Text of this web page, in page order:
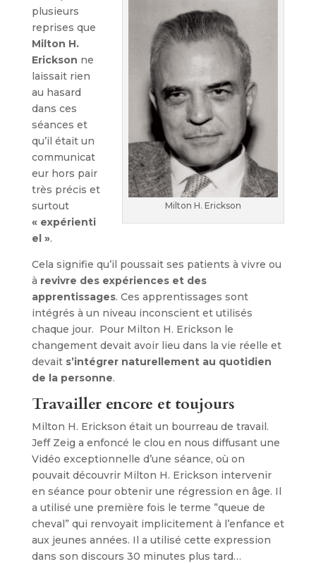
Milton H. Erickson
plusieurs
reprises que
Milton H.
Erickson ne
laissait rien
au hasard
dans ces
séances et
qu’il était un
communicat
eur hors pair
très précis et
surtout
« expérienti
el ».
Cela signifie qu’il poussait ses patients à vivre ou
à revivre des expériences et des
apprentissages. Ces apprentissages sont
intégrés à un niveau inconscient et utilisés
chaque jour. Pour Milton H. Erickson le
changement devait avoir lieu dans la vie réelle et
devait s’intégrer naturellement au quotidien
de la personne.
Travailler encore et toujours
Milton H. Erickson était un bourreau de travail.
Jeff Zeig a enfoncé le clou en nous diffusant une
Vidéo exceptionnelle d’une séance, où on
pouvait découvrir Milton H. Erickson intervenir
en séance pour obtenir une régression en âge. Il
a utilisé une première fois le terme ”queue de
cheval” qui renvoyait implicitement à l’enfance et
aux jeunes années. Il a utilisé cette expression
dans son discours 30 minutes plus tard…